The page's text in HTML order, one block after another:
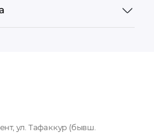
ул. Тафаккур (бывш.